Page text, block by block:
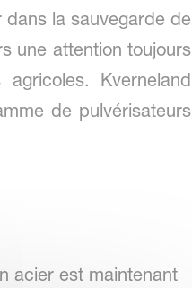
la sauvegarde de
une attention toujours
Kverneland
de pulvérisateurs
acier est maintenant